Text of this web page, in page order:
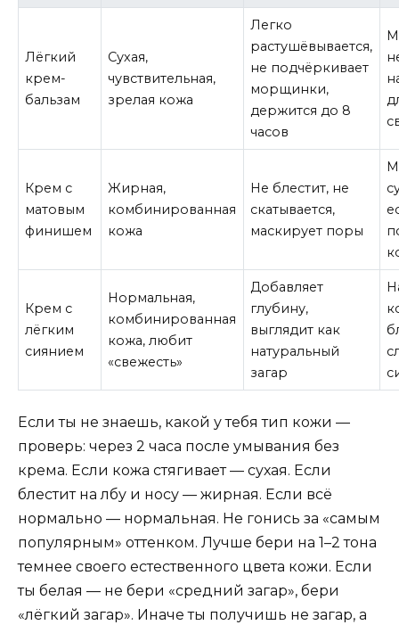
Лёгкий
крем-
бальзам
Сухая,
чувствительная,
зрелая кожа
Легко
растушёвывается,
не подчёркивает
морщинки,
держится до 8
часов
Крем с
матовым
финишем
Жирная,
комбинированная
кожа
Не блестит, не
скатывается,
маскирует поры
Крем с
лёгким
сиянием
Нормальная,
комбинированная
кожа, любит
«свежесть»
Добавляет
глубину,
выглядит как
натуральный
загар
Если ты не знаешь, какой у тебя тип кожи —
проверь: через 2 часа после умывания без
крема. Если кожа стягивает — сухая. Если
блестит на лбу и носу — жирная. Если всё
нормально — нормальная. Не гонись за «самым
популярным» оттенком. Лучше бери на 1–2 тона
темнее своего естественного цвета кожи. Если
ты белая — не бери «средний загар», бери
«лёгкий загар». Иначе ты получишь не загар, а